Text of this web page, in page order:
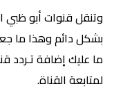
وتنقل قنوات أبو ظبي
بشكل دائم وهذا ما
لمتابعة القناة.